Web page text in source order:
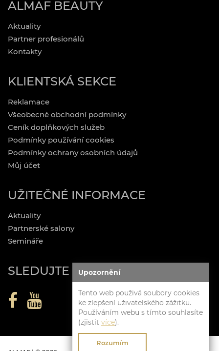
ALMAF BEAUTY
Aktuality
Partner profesionálů
Kontakty
KLIENTSKÁ SEKCE
Reklamace
Všeobecné obchodní podmínky
Ceník doplňkových služeb
Podmínky používání cookies
Podmínky ochrany osobních údajů
Můj účet
UŽITEČNÉ INFORMACE
Aktuality
Partnerské salony
Semináře
SLEDUJTE NÁSUpozornění
Tento web použivá soubory cookies
ke zlepšení uživatelského zážitku.
Používáním webu s tímto souhlasíte
(zjistit více).
Rozumím